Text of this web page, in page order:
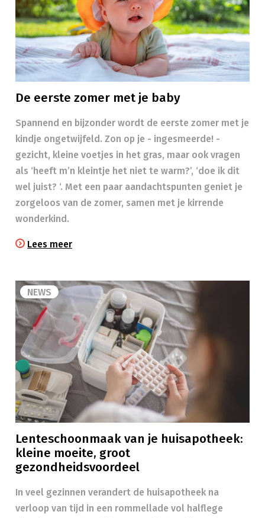
De eerste zomer met je baby
Spannend en bijzonder wordt de eerste zomer met je
kindje ongetwijfeld. Zon op je - ingesmeerde! -
gezicht, kleine voetjes in het gras, maar ook vragen
als ‘heeft m’n kleintje het niet te warm?’, ‘doe ik dit
wel juist? ‘. Met een paar aandachtspunten geniet je
zorgeloos van de zomer, samen met je kirrende
wonderkind.
Lees meer
NEWS
Lenteschoonmaak van je huisapotheek:
kleine moeite, groot
gezondheidsvoordeel
In veel gezinnen verandert de huisapotheek na
verloop van tijd in een rommellade vol halflege